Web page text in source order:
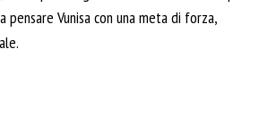
Vunisa con una meta di forza,